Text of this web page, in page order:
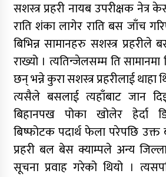
सशस्त्र प्रहरी नायब उपरीक्षक नेत्र
राति शंका लागेर राति बस जाँच
बिभिन्न सामानहरु सशस्त्र प्रहरीले
राख्यो । त्यतिन्जेलसम्म ति
छन् भन्ने कुरा सशस्त्र प्रहरीलाई थाहा
त्यसैले बसलाई त्यहाँबाट जान
बिहानपख पोका खोलेर हेर्दा
बिष्फोटक पदार्थ फेला परेपछि उक्त
प्रहरी बल बेस क्याम्पले अन्य
सूचना प्रवाह गरेको थियो ।